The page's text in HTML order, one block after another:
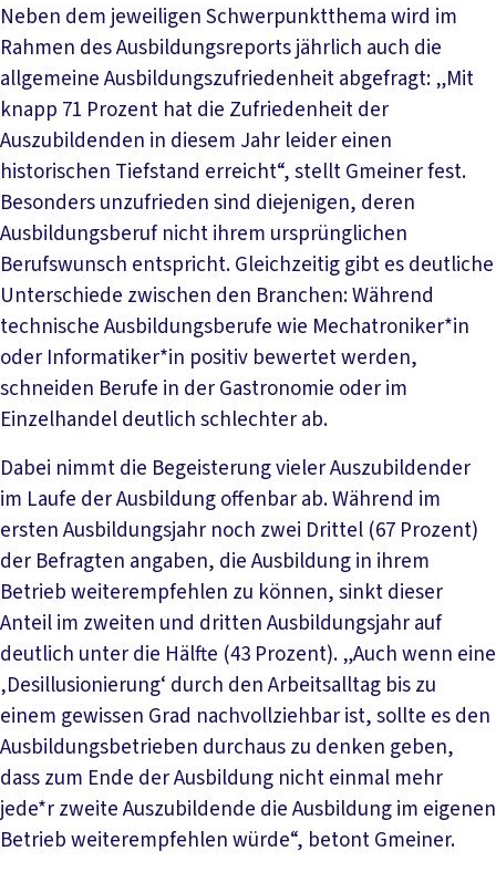
Neben dem jeweiligen Schwerpunktthema wird im
Rahmen des Ausbildungsreports jährlich auch die
allgemeine Ausbildungszufriedenheit abgefragt: „Mit
knapp 71 Prozent hat die Zufriedenheit der
Auszubildenden in diesem Jahr leider einen
historischen Tiefstand erreicht“, stellt Gmeiner fest.
Besonders unzufrieden sind diejenigen, deren
Ausbildungsberuf nicht ihrem ursprünglichen
Berufswunsch entspricht. Gleichzeitig gibt es deutliche
Unterschiede zwischen den Branchen: Während
technische Ausbildungsberufe wie Mechatroniker*in
oder Informatiker*in positiv bewertet werden,
schneiden Berufe in der Gastronomie oder im
Einzelhandel deutlich schlechter ab.
Dabei nimmt die Begeisterung vieler Auszubildender
im Laufe der Ausbildung offenbar ab. Während im
ersten Ausbildungsjahr noch zwei Drittel (67 Prozent)
der Befragten angaben, die Ausbildung in ihrem
Betrieb weiterempfehlen zu können, sinkt dieser
Anteil im zweiten und dritten Ausbildungsjahr auf
deutlich unter die Hälfte (43 Prozent). „Auch wenn eine
‚Desillusionierung‘ durch den Arbeitsalltag bis zu
einem gewissen Grad nachvollziehbar ist, sollte es den
Ausbildungsbetrieben durchaus zu denken geben,
dass zum Ende der Ausbildung nicht einmal mehr
jede*r zweite Auszubildende die Ausbildung im eigenen
Betrieb weiterempfehlen würde“, betont Gmeiner.